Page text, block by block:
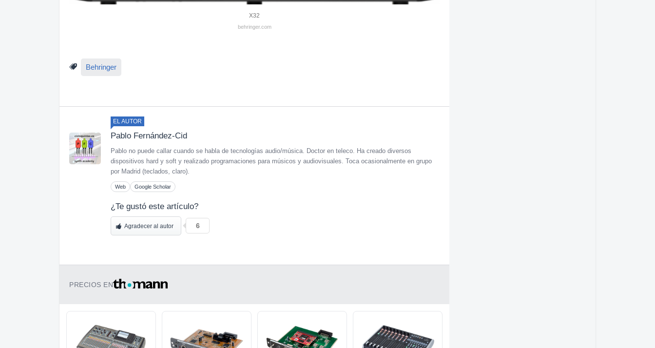
X32
behringer.com
Behringer
EL AUTOR
Pablo Fernández-Cid
Pablo no puede callar cuando se habla de tecnologías audio/música. Doctor en teleco. Ha creado diversos
dispositivos hard y soft y realizado programaciones para músicos y audiovisuales. Toca ocasionalmente en grupo
por Madrid (teclados, claro).
Web Google Scholar
¿Te gustó este artículo?
Agradecer al autor 6
PRECIOS EN